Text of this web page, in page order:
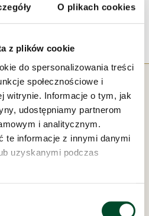
O plikach cookies
z plików cookie
do spersonalizowania treści
społecznościowe i
witrynie. Informacje o tym, jak
udostępniamy partnerom
i analitycznym.
te informacje z innymi danymi
uzyskanymi podczas
z tamtych rejonów.